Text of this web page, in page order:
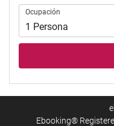
Ocupación
Ocupación
1 Persona
Ebooking®